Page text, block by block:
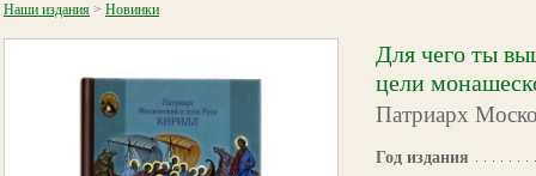
Наши издания > Новинки
Для чего ты
цели
Патриарх
Год издания